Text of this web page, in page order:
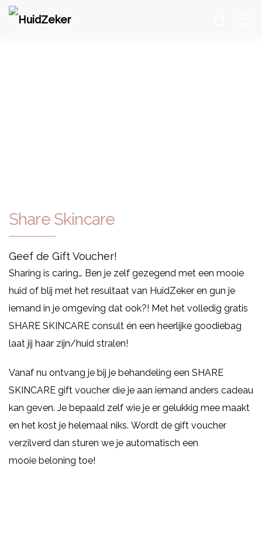
Share Skincare
Geef de Gift Voucher!
Sharing is caring… Ben je zelf gezegend met een mooie
huid of blij met het resultaat van HuidZeker en gun je
iemand in je omgeving dat ook?! Met het volledig gratis
SHARE SKINCARE consult én een heerlijke goodiebag
laat jij haar zijn/huid stralen!
Vanaf nu ontvang je bij je behandeling een SHARE
SKINCARE gift voucher die je aan iemand anders cadeau
kan geven. Je bepaald zelf wie je er gelukkig mee maakt
en het kost je helemaal niks. Wordt de gift voucher
verzilverd dan sturen we je automatisch een
mooie beloning toe!